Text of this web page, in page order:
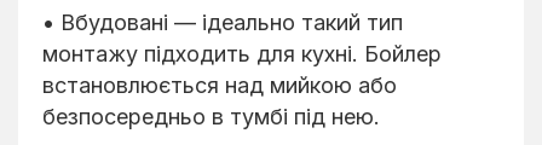
• Вбудовані — ідеально такий тип
монтажу підходить для кухні. Бойлер
встановлюється над мийкою або
безпосередньо в тумбі під нею.